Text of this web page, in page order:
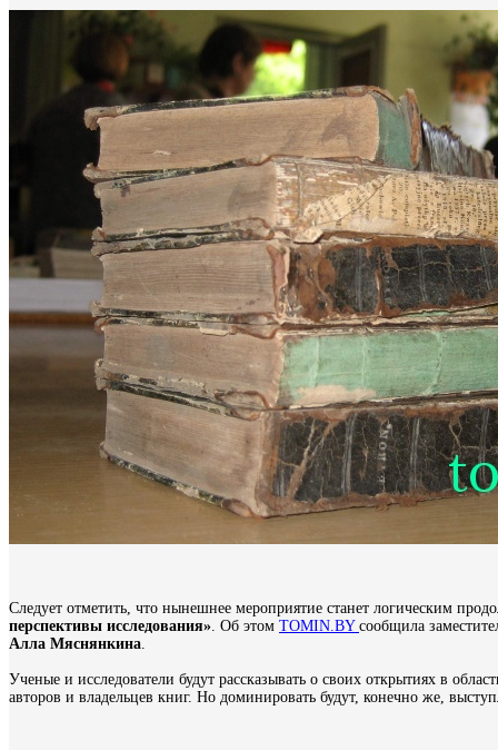
Следует отметить, что нынешнее мероприятие станет логическим
перспективы исследования» . Об этом TOMIN.BY сообщила
Алла Мяснянкина
Ученые и исследователи будут рассказывать о своих открытиях в
авторов и владельцев книг. Но доминировать будут, конечно же,